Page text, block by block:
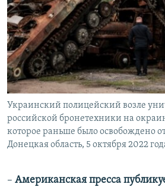
Украинский полицейский возле
российской бронетехники на
которое раньше было освобождено
Донецкая область, 5 октября 2022
– Американская пресса